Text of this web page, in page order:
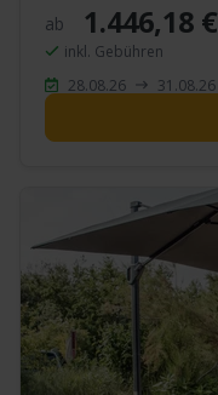
ab 1.446,18 €
inkl. Gebühren
28.08.26
31.08.26